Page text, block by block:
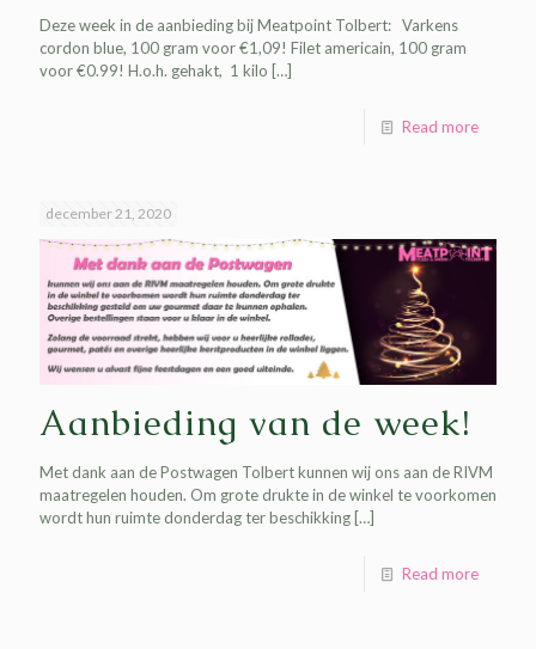
Deze week in de aanbieding bij Meatpoint Tolbert: Varkens
cordon blue, 100 gram voor €1,09! Filet americain, 100 gram
voor €0.99! H.o.h. gehakt, 1 kilo […]
Read more
december 21, 2020
Aanbieding van de week!
Met dank aan de Postwagen Tolbert kunnen wij ons aan de RIVM
maatregelen houden. Om grote drukte in de winkel te voorkomen
wordt hun ruimte donderdag ter beschikking […]
Read more